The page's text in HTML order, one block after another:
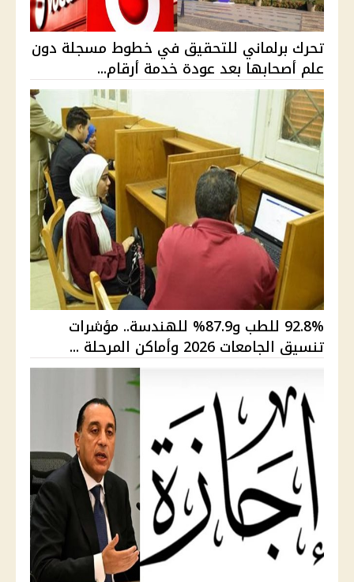
تحرك برلماني للتحقيق في خطوط مسجلة دون
علم أصحابها بعد عودة خدمة أرقام...
92.8% للطب و87.9% للهندسة.. مؤشرات
تنسيق الجامعات 2026 وأماكن المرحلة ...